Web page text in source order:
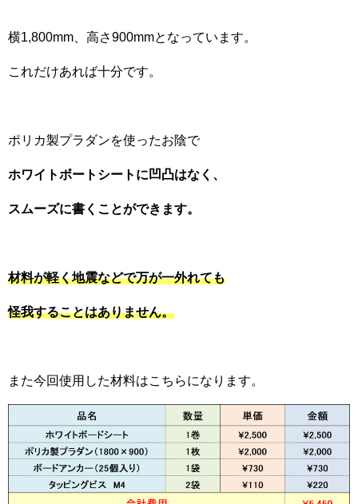
横1,800mm、高さ900mmとなっています。
これだけあれば十分です。
ポリカ製プラダンを使ったお陰で
ホワイトボートシートに凹凸はなく、
スムーズに書くことができます。
材料が軽く地震などで万が一外れても
怪我することはありません。
また今回使用した材料はこちらになります。